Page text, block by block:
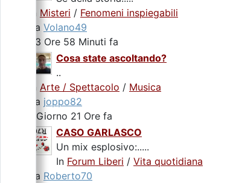
Misteri / Fenomeni inspiegabili
da Volano49
23 Ore 58 Minuti fa
Cosa state ascoltando?
..
Arte / Spettacolo / Musica
da joppo82
1 Giorno 21 Ore fa
CASO GARLASCO
Un mix esplosivo:.....
In Forum Liberi / Vita quotidiana
da Roberto70